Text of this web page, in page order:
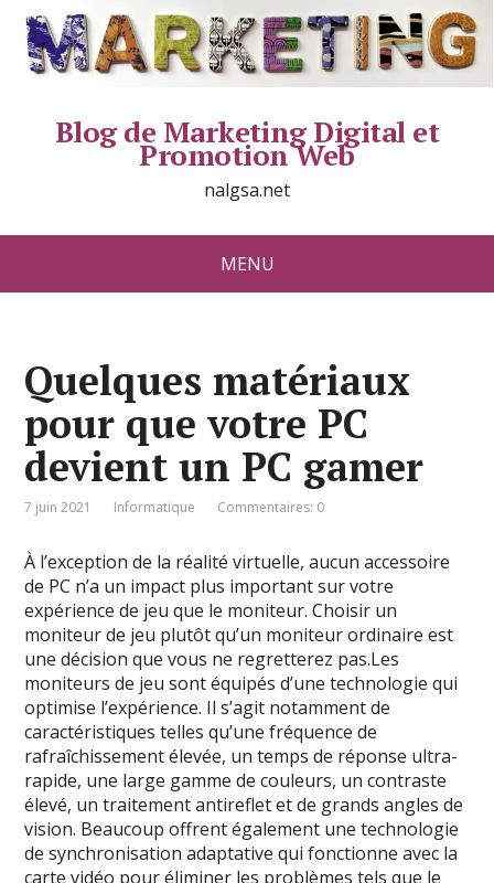
Blog de Marketing Digital et
Promotion Web
nalgsa.net
MENU
Quelques matériaux
pour que votre PC
devient un PC gamer
7 juin 2021 Informatique Commentaires: 0
À l’exception de la réalité virtuelle, aucun accessoire
de PC n’a un impact plus important sur votre
expérience de jeu que le moniteur. Choisir un
moniteur de jeu plutôt qu’un moniteur ordinaire est
une décision que vous ne regretterez pas.Les
moniteurs de jeu sont équipés d’une technologie qui
optimise l’expérience. Il s’agit notamment de
caractéristiques telles qu’une fréquence de
rafraîchissement élevée, un temps de réponse ultra-
rapide, une large gamme de couleurs, un contraste
élevé, un traitement antireflet et de grands angles de
vision. Beaucoup offrent également une technologie
de synchronisation adaptative qui fonctionne avec la
carte vidéo pour éliminer les problèmes tels que le